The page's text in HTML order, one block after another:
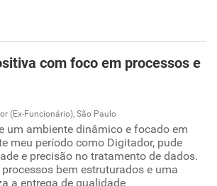
com foco em processos e
(Ex-Funcionário), São Paulo
um ambiente dinâmico e focado em
meu período como Digitador, pude
e precisão no tratamento de dados.
bem estruturados e uma
a entrega de qualidade